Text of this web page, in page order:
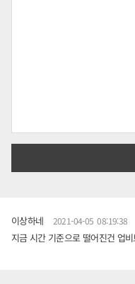
이상하네 2021-04-05 08:19:38
지금 시간 기준으로 떨어진건 업